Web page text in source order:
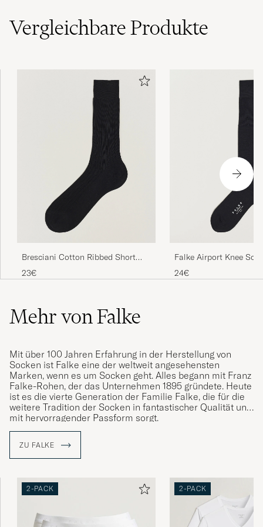
Rask og effektivt.
GEKAUFT AM AUF CAREOFCARL.NO
Bra utvalg og rask levering.
GEKAUFT AM AUF CAREOFCARL.NO
Godt utvalg.
LEIF S GEKAUFT AM AUF CAREOFCARL.NO
Raskt og effektivt 👍😀
STEF G GEKAUFT AM AUF CAREOFCARL.COM
Bra strumpa till vardags som fest.
Har använt mig av Falke Airport dom senaste
30 åren och kan inte tänka mig något annat.
Dessa är helt kanonbra helt enkelt //Lars
Rindö
VergleichbareProdukte
Bresciani Cotton Ribbed Short
Socks Black
23€
Falke Airport Knee
24€
Mehr von Falke
Mit über 100 Jahren Erfahrung in der Herstellung von
Socken ist Falke eine der weltweit angesehensten
Marken, wenn es um Socken geht. Alles begann mit Franz
Falke-Rohen, der das Unternehmen 1895 gründete. Heute
ist es die vierte Generation der Familie Falke, die für die
weitere Tradition der Socken in fantastischer Qualität und
mit hervorragender Passform sorgt.
ZU FALKE
2-PACK 2-PACK